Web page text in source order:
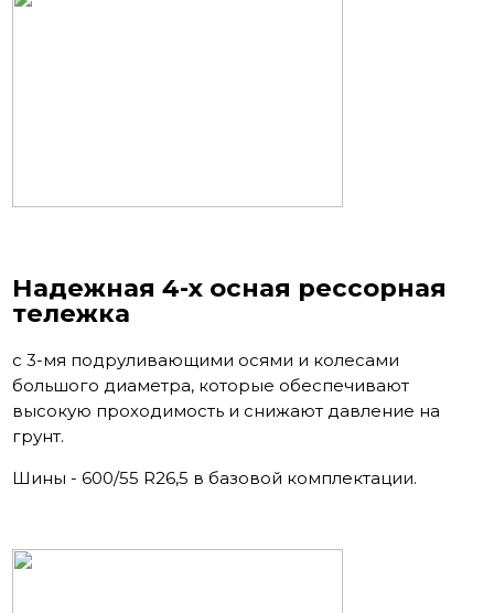
Надежная 4-х осная рессорная
тележка
с 3-мя подруливающими осями и колесами
большого диаметра, которые обеспечивают
высокую проходимость и снижают давление на
грунт.
Шины - 600/55 R26,5 в базовой комплектации.